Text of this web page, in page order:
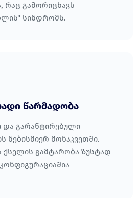
რაც გამორიცხავს
სინდრომს.
წარმადობა
გარანტირებული
ნებისმიერ მონაკვეთში.
ქსელის გამტარობა ზუსტად